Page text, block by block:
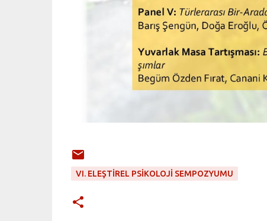
VI. ELEŞTIREL PSIKOLOJI SEMPOZYUMU